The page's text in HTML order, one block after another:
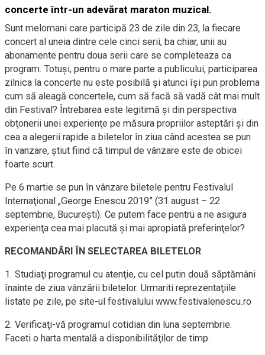
concerte într-un adevărat maraton muzical.
Sunt melomani care participă 23 de zile din 23, la fiecare
concert al uneia dintre cele cinci serii, ba chiar, unii au
abonamente pentru doua serii care se completeaza ca
program. Totuşi, pentru o mare parte a publicului, participarea
zilnica la concerte nu este posibilă şi atunci îşi pun problema
cum să aleagă concertele, cum să facă să vadă cât mai mult
din Festival? Întrebarea este legitimă şi din perspectiva
obţonerii unei experienţe pe măsura propriilor asteptări şi din
cea a alegerii rapide a biletelor în ziua când acestea se pun
în vanzare, ştiut fiind că timpul de vânzare este de obicei
foarte scurt.
Pe 6 martie se pun în vânzare biletele pentru Festivalul
Internaţional „George Enescu 2019” (31 august – 22
septembrie, Bucureşti). Ce putem face pentru a ne asigura
experienţa cea mai placută şi mai apropiată preferinţelor?
RECOMANDĂRI ÎN SELECTAREA BILETELOR
1. Studiaţi programul cu atenţie, cu cel putin două săptămâni
înainte de ziua vânzării biletelor. Urmariti reprezentaţiile
listate pe zile, pe site-ul festivalului www.festivalenescu.ro
2. Verificaţi-vă programul cotidian din luna septembrie.
Faceti o harta mentală a disponibilităţilor de timp.